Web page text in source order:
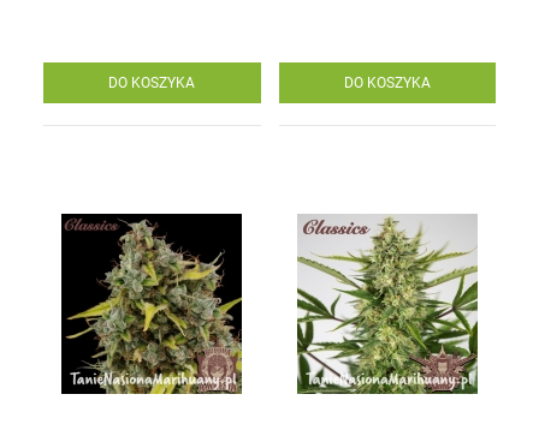
DO KOSZYKA DO KOSZYKA